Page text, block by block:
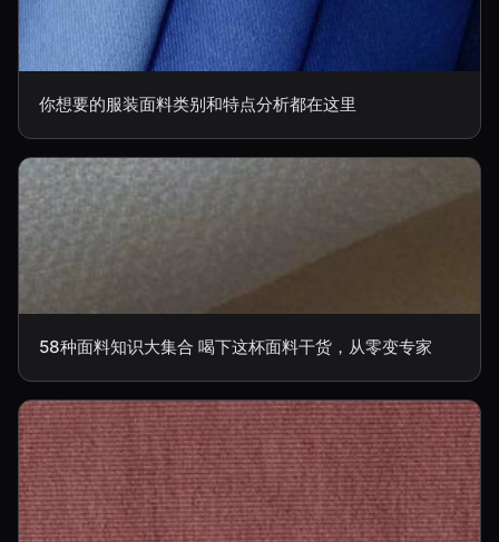
你想要的服装面料类别和特点分析都在这里
58种面料知识大集合 喝下这杯面料干货，从零变专家